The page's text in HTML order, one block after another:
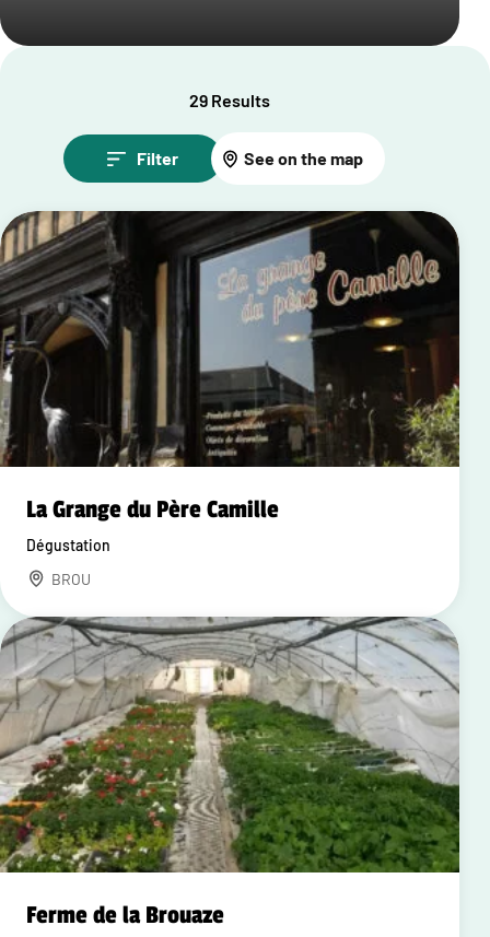
29 Results
Filter See on the map
La Grange du Père Camille
Dégustation
BROU
Ferme de la Brouaze